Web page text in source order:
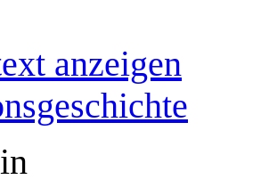
anzeigen